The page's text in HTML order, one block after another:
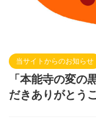
当サイトからのお知らせ
「本能寺の変の
だきありがとう